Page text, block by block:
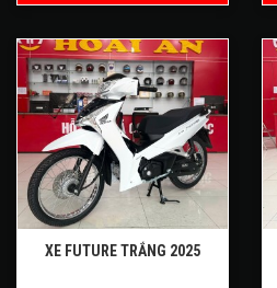
XE FUTURE TRẮNG 2025